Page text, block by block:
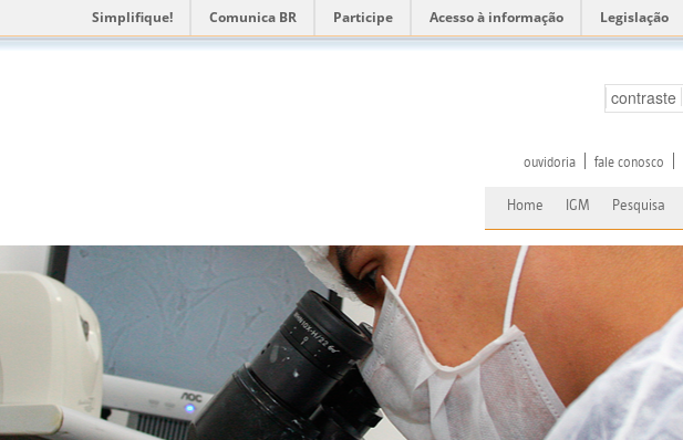
Simplifique! Comunica BR Participe Acesso à informação Legislação
contraste
ouvidoria fale conosco
Home IGM Pesquisa